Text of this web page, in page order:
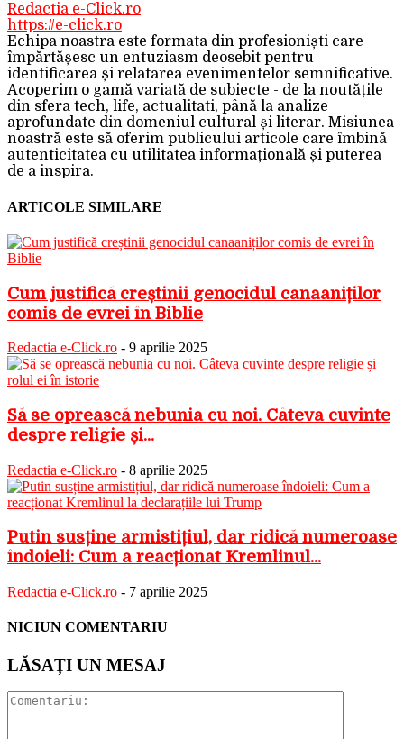
Redactia e-Click.ro
https://e-click.ro
Echipa noastra este formata din profesioniști care
împărtășesc un entuziasm deosebit pentru
identificarea și relatarea evenimentelor semnificative.
Acoperim o gamă variată de subiecte - de la noutățile
din sfera tech, life, actualitati, până la analize
aprofundate din domeniul cultural și literar. Misiunea
noastră este să oferim publicului articole care îmbină
autenticitatea cu utilitatea informațională și puterea
de a inspira.
ARTICOLE SIMILARE
Cum justifică creștinii genocidul canaaniților
comis de evrei în Biblie
Redactia e-Click.ro - 9 aprilie 2025
Să se oprească nebunia cu noi. Câteva cuvinte
despre religie și...
Redactia e-Click.ro - 8 aprilie 2025
Putin susține armistițiul, dar ridică numeroase
îndoieli: Cum a reacționat Kremlinul...
Redactia e-Click.ro - 7 aprilie 2025
NICIUN COMENTARIU
LĂSAȚI UN MESAJ